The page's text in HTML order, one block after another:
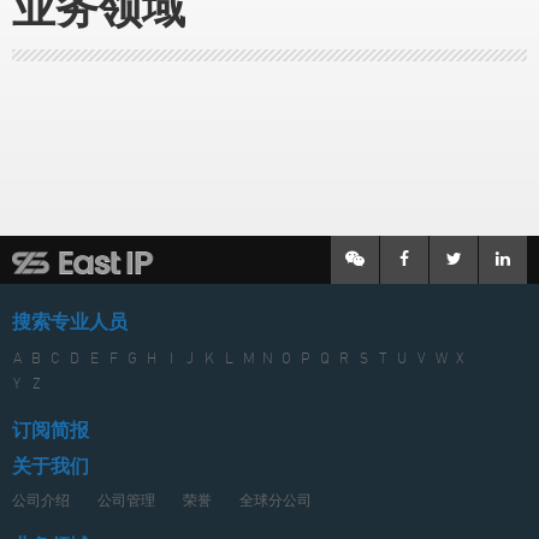
搜索专业人员
A B C D E F G H J K L M N O P Q R S U V W
X
Y
Z
订阅简报
关于我们
公司介绍 公司管理 荣誉 全球分公司